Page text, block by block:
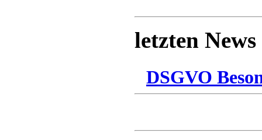
letzten News
DSGVO